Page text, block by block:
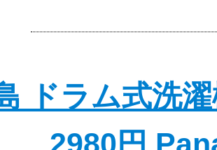
ドラム式洗